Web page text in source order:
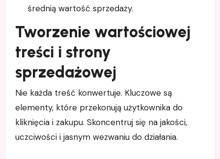
średnią wartość sprzedaży.
Tworzenie wartościowej
treści i strony
sprzedażowej
Nie każda treść konwertuje. Kluczowe są
elementy, które przekonują użytkownika do
kliknięcia i zakupu. Skoncentruj się na jakości,
uczciwości i jasnym wezwaniu do działania.